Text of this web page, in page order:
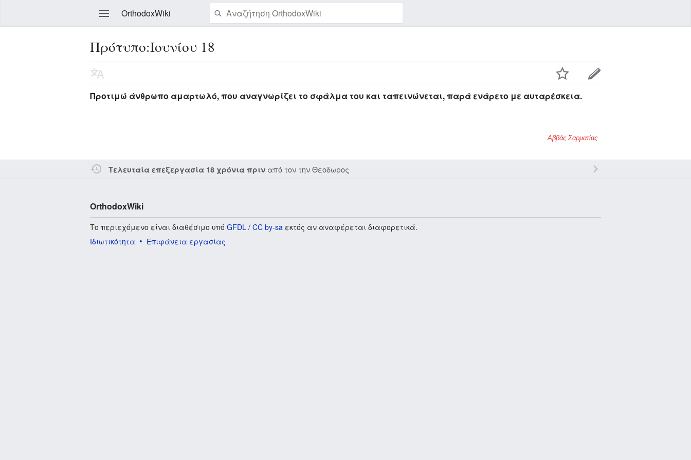
OrthodoxWiki
Επεξεργασία
Πρότυπο:Ιουνίου 18
Προτιμώ άνθρωπο αμαρτωλό, που αναγνωρίζει το σφάλμα του και ταπεινώνεται, παρά ενάρετο με αυταρέσκεια.
Αββάς Σαρματίας
Τελευταία επεξεργασία 18 χρόνια πριν από τον τηνΘεοδωρος
OrthodoxWiki
Το περιεχόμενο είναι διαθέσιμο υπόGFDL / CC by-sa εκτός αν αναφέρεται διαφορετικά.
Ιδιωτικότητα
Επιφάνεια εργασίας